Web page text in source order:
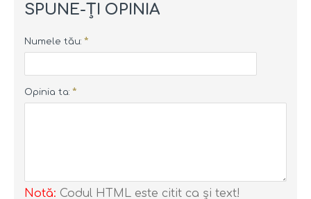
SPUNE-ŢI OPINIA
Numele tău:
Opinia ta:
Notă: Codul HTML este citit ca şi text!